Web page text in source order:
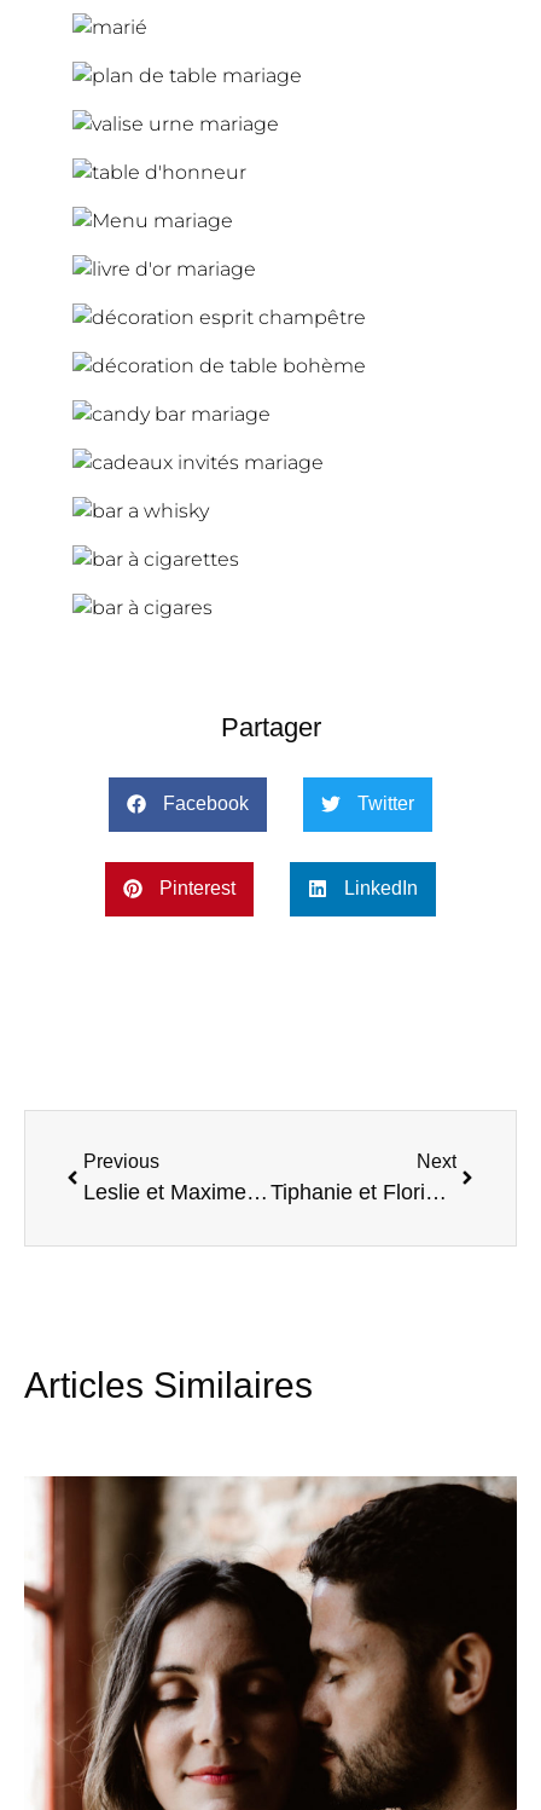
Partager
Facebook Twitter
Pinterest LinkedIn
Previous
Leslie et Maxime, une cérémonie laïque, un moment inoubliable aux Pins Penchés.
Next
Tiphanie et Florian, une cérémonie laïque pleine d’émotion.
Articles Similaires